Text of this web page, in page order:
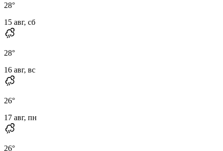
28°
15 авг, сб
28°
16 авг, вс
26°
17 авг, пн
26°